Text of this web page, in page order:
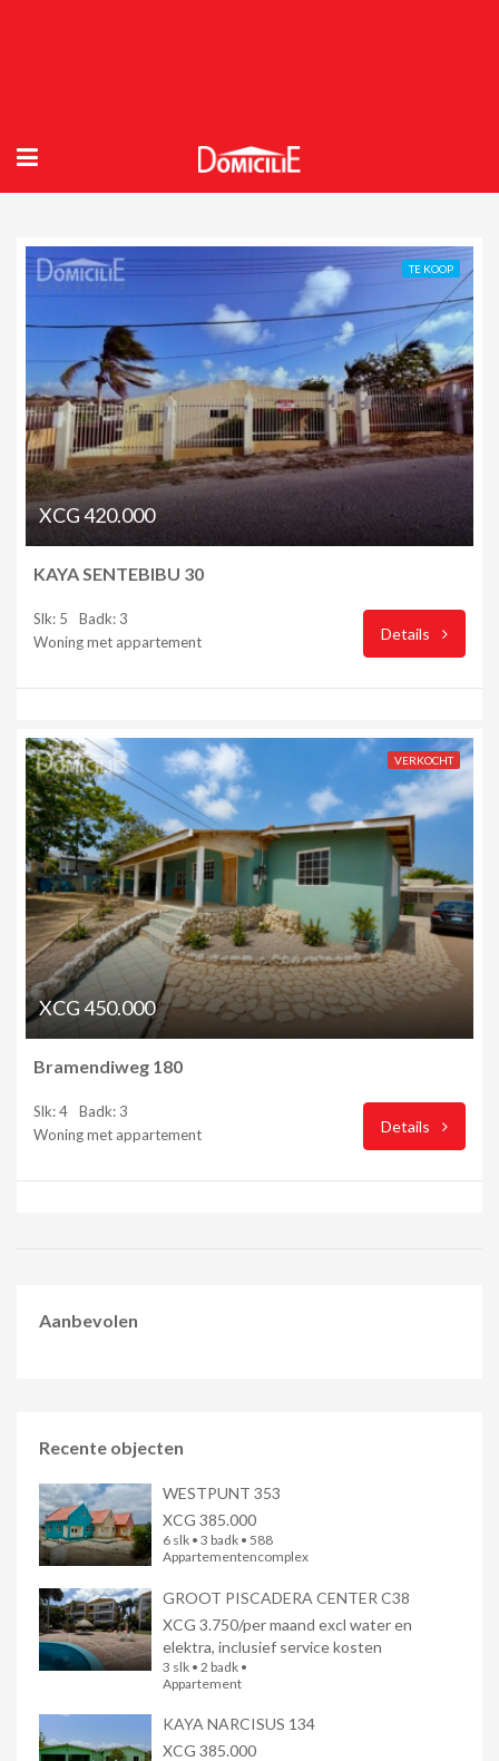
TE KOOP
XCG 420.000
KAYA SENTEBIBU 30
Slk: 5
Badk: 3
Woning met appartement
Details
VERKOCHT
XCG 450.000
Bramendiweg 180
Slk: 4
Badk: 3
Woning met appartement
Details
Aanbevolen
Recente objecten
WESTPUNT 353
XCG 385.000
6 slk • 3 badk • 588
Appartementencomplex
GROOT PISCADERA CENTER C38
XCG 3.750/per maand excl water en
elektra, inclusief service kosten
3 slk • 2 badk •
Appartement
KAYA NARCISUS 134
XCG 385.000